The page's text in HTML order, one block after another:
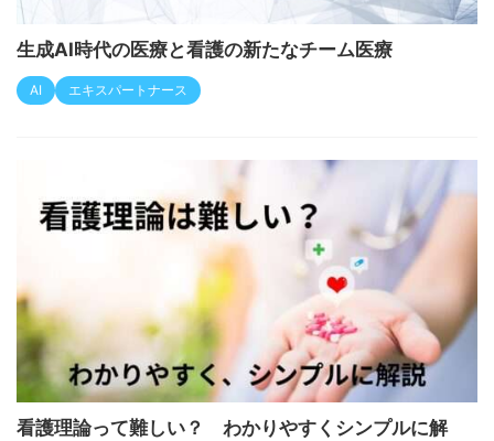
生成AI時代の医療と看護の新たなチーム医療
AI エキスパートナース
看護理論って難しい？ わかりやすくシンプルに解